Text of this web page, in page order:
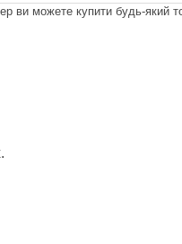
ви можете купити будь-який